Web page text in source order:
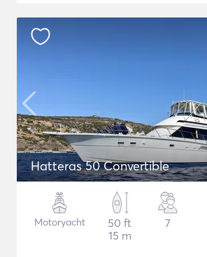
Hatteras 50 Convertible
Motoryacht
50 ft
15 m
7